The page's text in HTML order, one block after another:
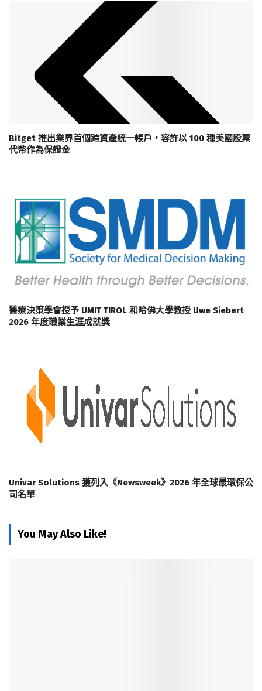
Bitget 推出業界首個跨資產統一帳戶，容許以 100 種美國股票
代幣作為保證金
醫療決策學會授予 UMIT TIROL 和哈佛大學教授 Uwe Siebert
2026 年度職業生涯成就獎
Univar Solutions 獲列入《Newsweek》2026 年全球最環保公
司名單
You May Also Like!